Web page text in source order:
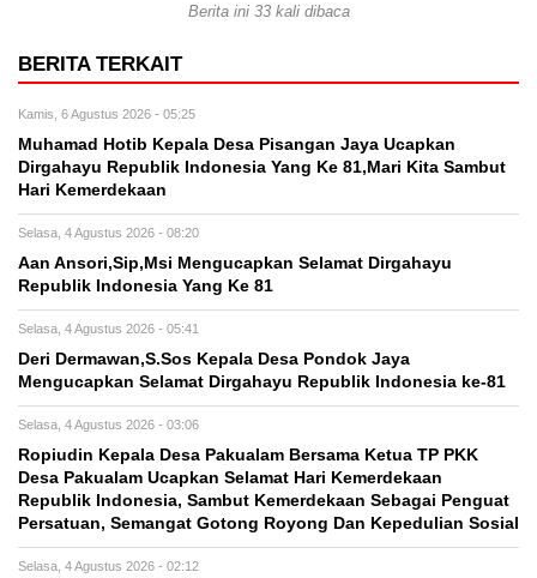
Berita ini 33 kali dibaca
BERITA TERKAIT
Kamis, 6 Agustus 2026 - 05:25
Muhamad Hotib Kepala Desa Pisangan Jaya Ucapkan
Dirgahayu Republik Indonesia Yang Ke 81,Mari Kita Sambut
Hari Kemerdekaan
Selasa, 4 Agustus 2026 - 08:20
Aan Ansori,Sip,Msi Mengucapkan Selamat Dirgahayu
Republik Indonesia Yang Ke 81
Selasa, 4 Agustus 2026 - 05:41
Deri Dermawan,S.Sos Kepala Desa Pondok Jaya
Mengucapkan Selamat Dirgahayu Republik Indonesia ke-81
Selasa, 4 Agustus 2026 - 03:06
Ropiudin Kepala Desa Pakualam Bersama Ketua TP PKK
Desa Pakualam Ucapkan Selamat Hari Kemerdekaan
Republik Indonesia, Sambut Kemerdekaan Sebagai Penguat
Persatuan, Semangat Gotong Royong Dan Kepedulian Sosial
Selasa, 4 Agustus 2026 - 02:12